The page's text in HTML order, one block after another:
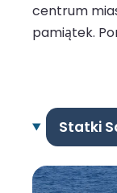
centrum
pamiątek.
Statki